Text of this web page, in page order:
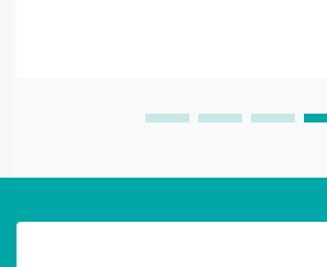
كفاءة، مما يزيد من دقة الشاشات. هذا